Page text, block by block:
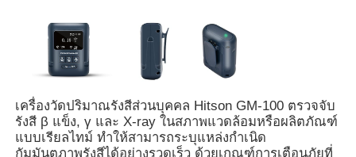
วิดีโอ
เกี่ยวกับเรา
ทัวร์โรงงาน
เครื่องวัดปริมาณรังสีส่วนบุคคล Hitson GM-100 ตรวจจับ
รังสี β แข็ง, γ และ X-ray ในสภาพแวดล้อมหรือผลิตภัณฑ์
แบบเรียลไทม์ ทำให้สามารถระบุแหล่งกำเนิด
กัมมันตภาพรังสีได้อย่างรวดเร็ว ด้วยเกณฑ์การเตือนภัยที่